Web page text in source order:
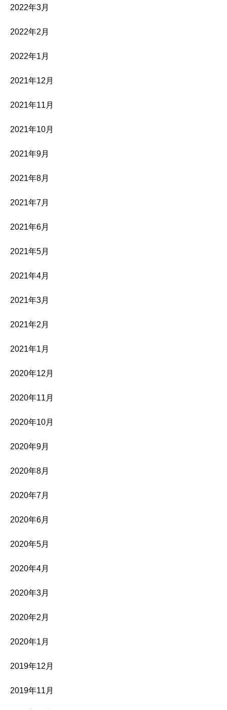
2022年3月
2022年2月
2022年1月
2021年12月
2021年11月
2021年10月
2021年9月
2021年8月
2021年7月
2021年6月
2021年5月
2021年4月
2021年3月
2021年2月
2021年1月
2020年12月
2020年11月
2020年10月
2020年9月
2020年8月
2020年7月
2020年6月
2020年5月
2020年4月
2020年3月
2020年2月
2020年1月
2019年12月
2019年11月